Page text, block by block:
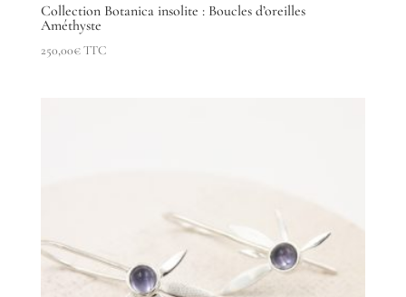
Collection Botanica insolite : Boucles d’oreilles
Améthyste
250,00€TTC